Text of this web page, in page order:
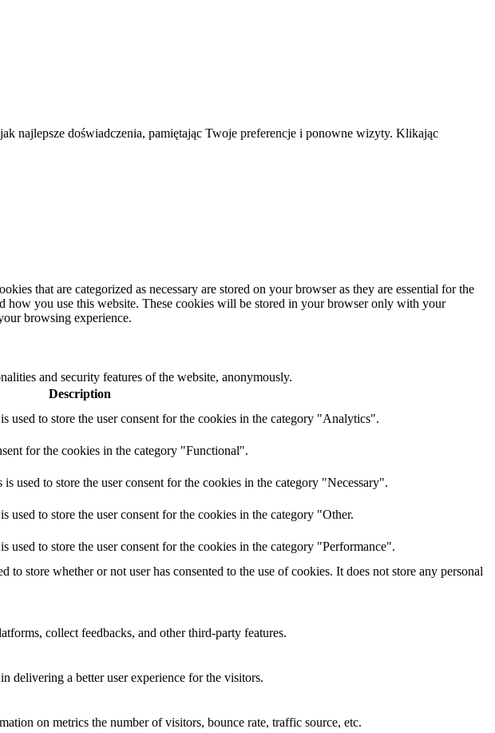
najlepsze doświadczenia, pamiętając Twoje preferencje i ponowne wizyty. Klikając
that are categorized as necessary are stored on your browser as they are essential for the
how you use this website. These cookies will be stored in your browser only with your
browsing experience.
and security features of the website, anonymously.
Description
to store the user consent for the cookies in the category "Analytics".
for the cookies in the category "Functional".
used to store the user consent for the cookies in the category "Necessary".
to store the user consent for the cookies in the category "Other.
to store the user consent for the cookies in the category "Performance".
store whether or not user has consented to the use of cookies. It does not store any personal
collect feedbacks, and other third-party features.
delivering a better user experience for the visitors.
on metrics the number of visitors, bounce rate, traffic source, etc.